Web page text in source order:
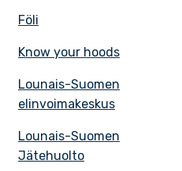
Föli
Know your hoods
Lounais-Suomen
elinvoimakeskus
Lounais-Suomen
Jätehuolto